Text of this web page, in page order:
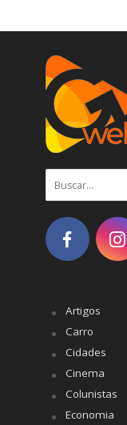
Artigos
Carro
Cidades
Cinema
Colunistas
Economia